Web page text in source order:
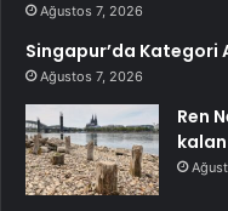
Ağustos 7, 2026
Singapur’da Kategori
Ağustos 7, 2026
Ren